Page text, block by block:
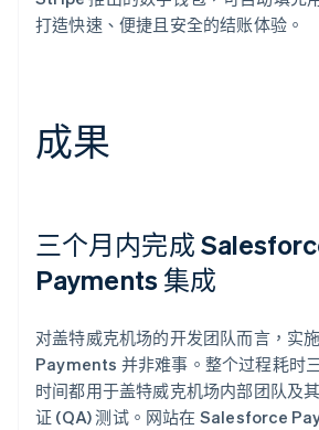
打造快速、便捷且安全的结账体验。
成果
三个月内完成
Payments 集成
对盖特威克机场的开发团队而言，实
Payments 并非难事。整个过程耗时
时间都用于盖特威克机场内部团队及
证 (QA) 测试。网站在 Salesforce